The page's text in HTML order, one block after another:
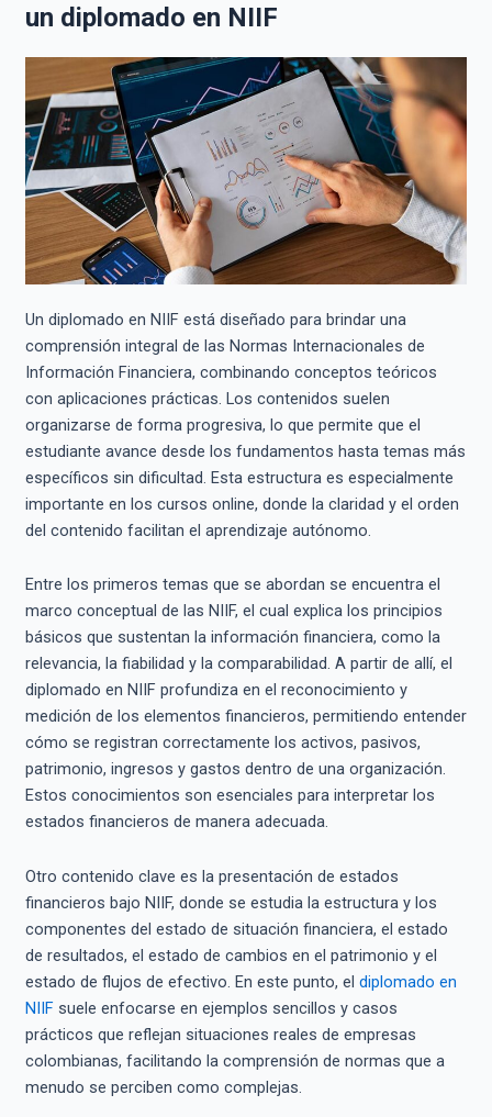
un diplomado en NIIF
Un diplomado en NIIF está diseñado para brindar una
comprensión integral de las Normas Internacionales de
Información Financiera, combinando conceptos teóricos
con aplicaciones prácticas. Los contenidos suelen
organizarse de forma progresiva, lo que permite que el
estudiante avance desde los fundamentos hasta temas más
específicos sin dificultad. Esta estructura es especialmente
importante en los cursos online, donde la claridad y el orden
del contenido facilitan el aprendizaje autónomo.
Entre los primeros temas que se abordan se encuentra el
marco conceptual de las NIIF, el cual explica los principios
básicos que sustentan la información financiera, como la
relevancia, la fiabilidad y la comparabilidad. A partir de allí, el
diplomado en NIIF profundiza en el reconocimiento y
medición de los elementos financieros, permitiendo entender
cómo se registran correctamente los activos, pasivos,
patrimonio, ingresos y gastos dentro de una organización.
Estos conocimientos son esenciales para interpretar los
estados financieros de manera adecuada.
Otro contenido clave es la presentación de estados
financieros bajo NIIF, donde se estudia la estructura y los
componentes del estado de situación financiera, el estado
de resultados, el estado de cambios en el patrimonio y el
estado de flujos de efectivo. En este punto, el diplomado en
NIIFsuele enfocarse en ejemplos sencillos y casos
prácticos que reflejan situaciones reales de empresas
colombianas, facilitando la comprensión de normas que a
menudo se perciben como complejas.